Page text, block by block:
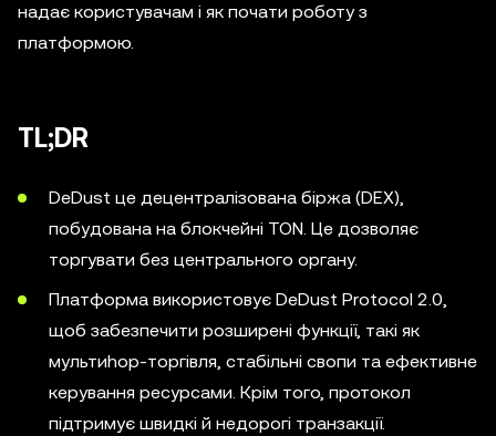
надає користувачам і як почати роботу з
платформою.
TL;DR
DeDust це децентралізована біржа (DEX),
побудована на блокчейні TON. Це дозволяє
торгувати без центрального органу.
Платформа використовує DeDust Protocol 2.0,
щоб забезпечити розширені функції, такі як
мультиhop-торгівля, стабільні свопи та ефективне
керування ресурсами. Крім того, протокол
підтримує швидкі й недорогі транзакції.